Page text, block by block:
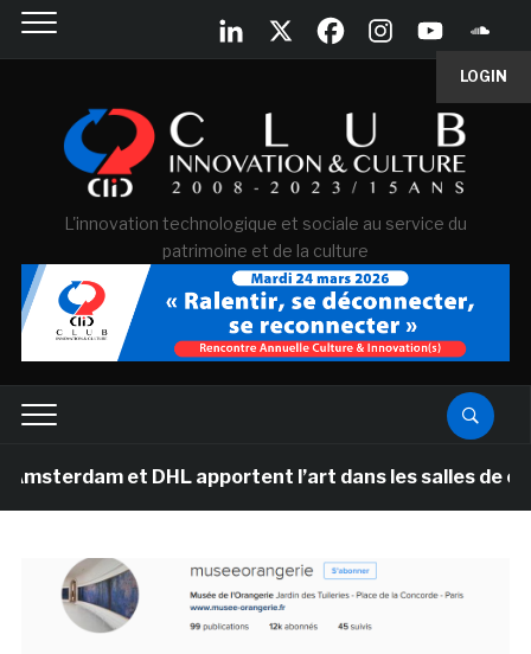
LOGIN
L'innovation technologique et sociale au service du
patrimoine et de la culture
et DHL apportent l’art dans les salles de classe